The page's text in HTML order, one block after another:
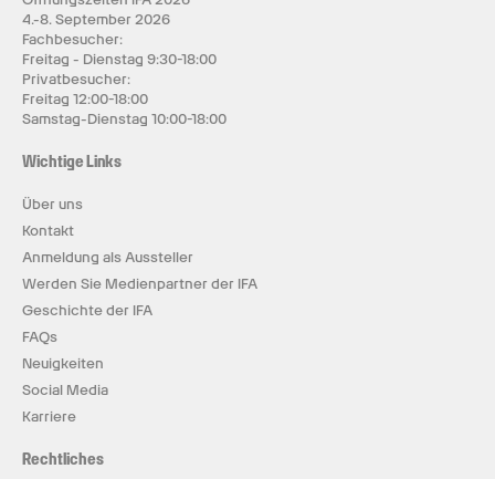
4.-8. September 2026
Fachbesucher:
Freitag - Dienstag 9:30-18:00
Privatbesucher:
Freitag 12:00-18:00
Samstag-Dienstag 10:00-18:00
Wichtige Links
Über uns
Kontakt
Anmeldung als Aussteller
Werden Sie Medienpartner der IFA
Geschichte der IFA
FAQs
Neuigkeiten
Social Media
Karriere
Rechtliches